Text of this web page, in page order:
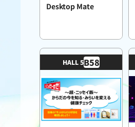
Desktop Mate
HALL 5B58